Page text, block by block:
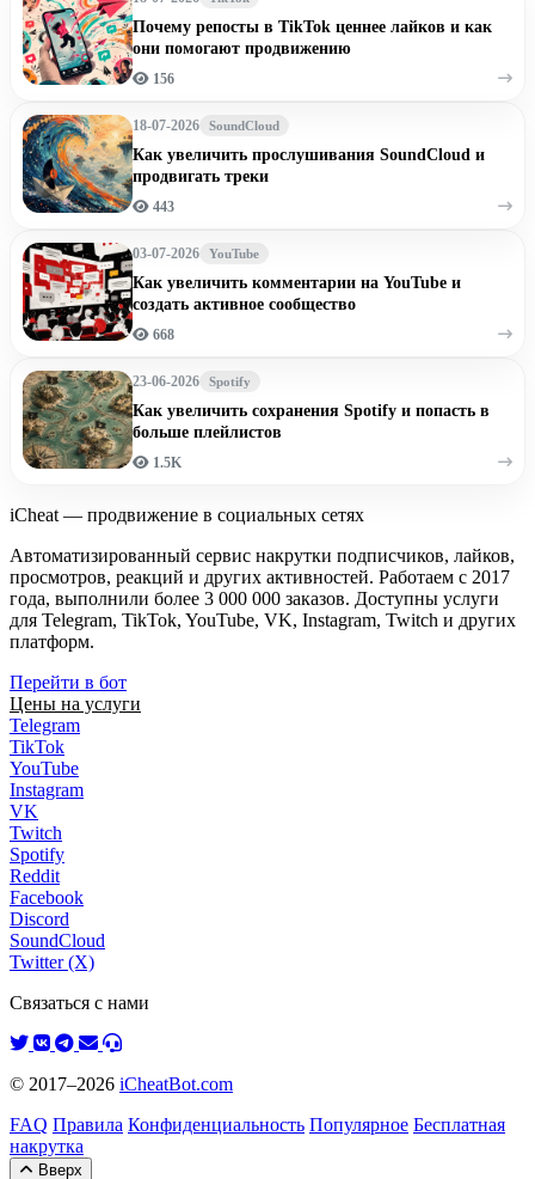
Почему репосты в TikTok ценнее лайков и как
они помогают продвижению
156
18-07-2026 SoundCloud
Как увеличить прослушивания SoundCloud и
продвигать треки
443
03-07-2026 YouTube
Как увеличить комментарии на YouTube и
создать активное сообщество
668
23-06-2026 Spotify
Как увеличить сохранения Spotify и попасть в
больше плейлистов
1.5K
iCheat — продвижение в социальных сетях
Автоматизированный сервис накрутки подписчиков, лайков,
просмотров, реакций и других активностей. Работаем с 2017
года, выполнили более 3 000 000 заказов. Доступны услуги
для Telegram, TikTok, YouTube, VK, Instagram, Twitch и других
платформ.
Перейти в бот
Цены на услуги
Telegram
TikTok
YouTube
Instagram
VK
Twitch
Spotify
Reddit
Facebook
Discord
SoundCloud
Twitter (X)
Связаться с нами
© 2017–2026 iCheatBot.com
FAQ Правила Конфиденциальность Популярное Бесплатная
накрутка
Вверх